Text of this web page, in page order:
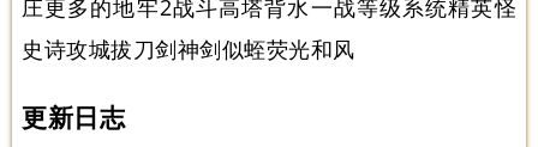
庄更多的地牢2战斗高塔背水一战等级系统精英怪
史诗攻城拔刀剑神剑似蛭荧光和风
更新日志